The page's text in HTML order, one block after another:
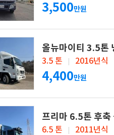
3,500만원
올뉴마이티 3.5톤
3.5 톤 2016년식
4,400만원
프리마 6.5톤 후축
6.5 톤 2011년식